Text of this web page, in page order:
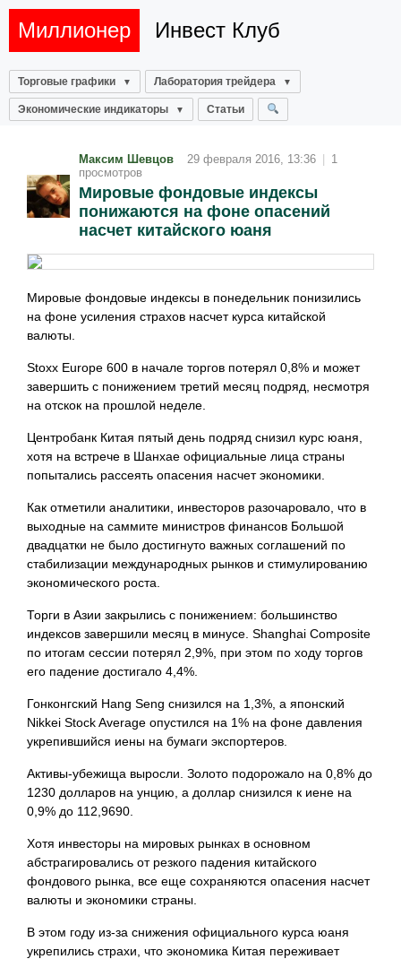
Миллионер Инвест Клуб
Торговые графики Лаборатория трейдера
Экономические индикаторы Статьи
Максим Шевцов 29 февраля 2016, 13:36
1
просмотров
Мировые фондовые индексы
понижаются на фоне опасений
насчет китайского юаня
Мировые фондовые индексы в понедельник понизились
на фоне усиления страхов насчет курса китайской
валюты.
Stoxx Europe 600 в начале торгов потерял 0,8% и может
завершить с понижением третий месяц подряд, несмотря
на отскок на прошлой неделе.
Центробанк Китая пятый день подряд снизил курс юаня,
хотя на встрече в Шанхае официальные лица страны
попытались рассеять опасения насчет экономики.
Как отметили аналитики, инвесторов разочаровало, что в
выходные на саммите министров финансов Большой
двадцатки не было достигнуто важных соглашений по
стабилизации международных рынков и стимулированию
экономического роста.
Торги в Азии закрылись с понижением: большинство
индексов завершили месяц в минусе. Shanghai Composite
по итогам сессии потерял 2,9%, при этом по ходу торгов
его падение достигало 4,4%.
Гонконгский Hang Seng снизился на 1,3%, а японский
Nikkei Stock Average опустился на 1% на фоне давления
укрепившийся иены на бумаги экспортеров.
Активы-убежища выросли. Золото подорожало на 0,8% до
1230 долларов на унцию, а доллар снизился к иене на
0,9% до 112,9690.
Хотя инвесторы на мировых рынках в основном
абстрагировались от резкого падения китайского
фондового рынка, все еще сохраняются опасения насчет
валюты и экономики страны.
В этом году из-за снижения официального курса юаня
укрепились страхи, что экономика Китая переживает